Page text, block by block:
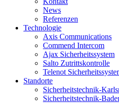
News
Referenzen
Technologie
Axis Communications
Commend Intercom
Ajax Sicherheitssystem​
Salto Zutrittskontrolle
Telenot
Standorte
Sicherheitstechnik-
Sicherheitstechnik-